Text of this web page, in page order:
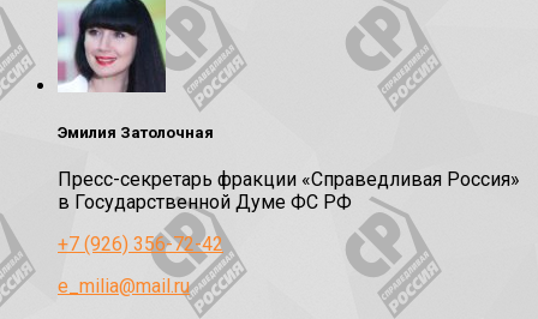
Эмилия Затолочная
Пресс-секретарь фракции «Справедливая Россия»
в Государственной Думе ФС РФ
+7 (926) 356-72-42
e_milia@mail.ru